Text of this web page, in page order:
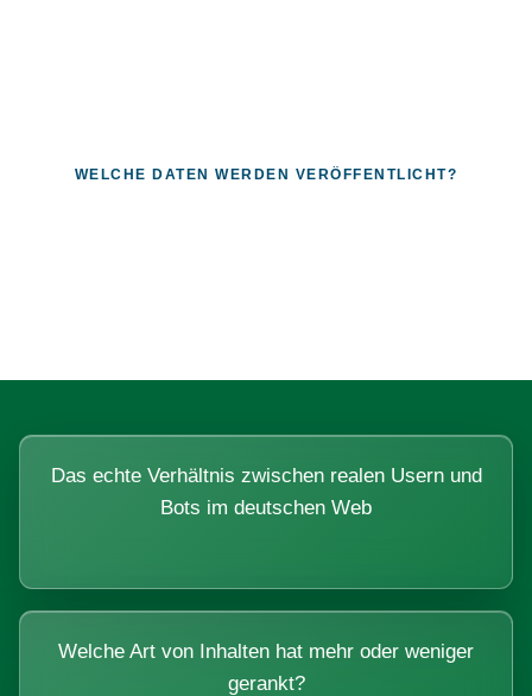
WELCHE DATEN WERDEN VERÖFFENTLICHT?
Das echte Verhältnis zwischen realen Usern und
Bots im deutschen Web
Welche Art von Inhalten hat mehr oder weniger
gerankt?